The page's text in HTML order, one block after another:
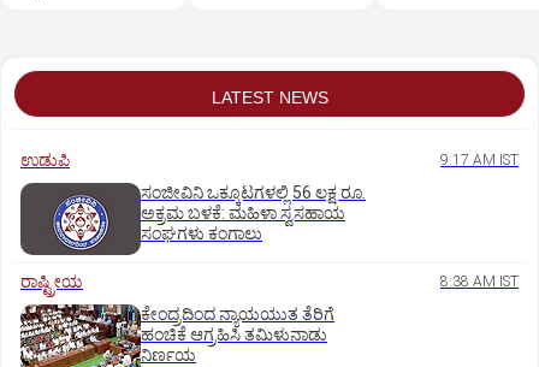
LATEST NEWS
ಉಡುಪಿ 9:17 AM IST
ಸಂಜೀವಿನಿ ಒಕ್ಕೂಟಗಳಲ್ಲಿ 56 ಲಕ್ಷ ರೂ.
ಅಕ್ರಮ ಬಳಕೆ: ಮಹಿಳಾ ಸ್ವಸಹಾಯ
ಸಂಘಗಳು ಕಂಗಾಲು
ರಾಷ್ಟ್ರೀಯ 8:38 AM IST
ಕೇಂದ್ರದಿಂದ ನ್ಯಾಯಯುತ ತೆರಿಗೆ
ಹಂಚಿಕೆ ಆಗ್ರಹಿಸಿ ತಮಿಳುನಾಡು
ನಿರ್ಣಯ